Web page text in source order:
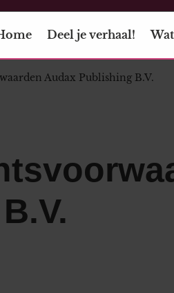
Deel je verhaal!
Audax Publishing B.V.